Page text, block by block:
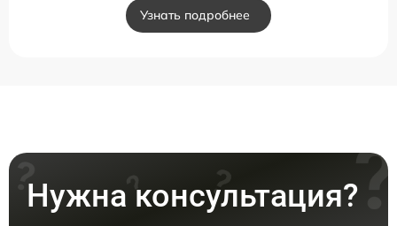
Узнать подробнее
Нужна консультация?